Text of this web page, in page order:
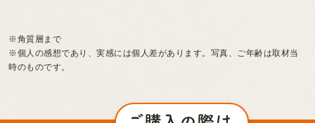
※角質層まで
※個人の感想であり、実感には個人差があります。写真、ご年齢は取材当
時のものです。